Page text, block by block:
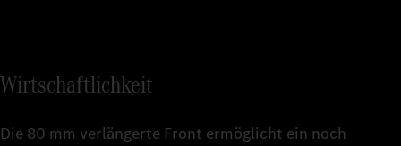
Wirtschaftlichkeit
Die 80 mm verlängerte Front ermöglicht ein noch